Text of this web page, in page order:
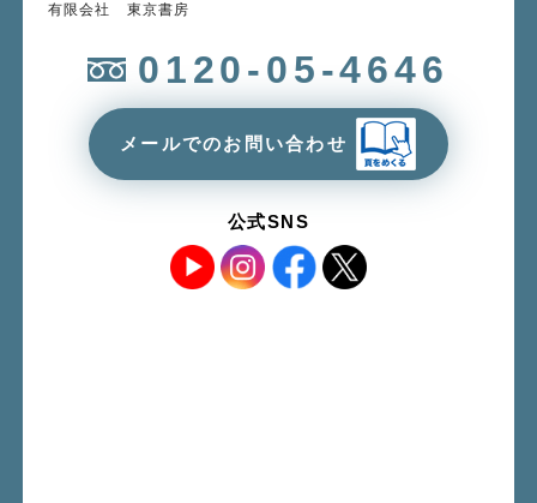
有限会社 東京書房
0120-05-4646
メールでのお問い合わせ
公式SNS